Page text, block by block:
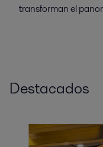
transforman el
Destacados